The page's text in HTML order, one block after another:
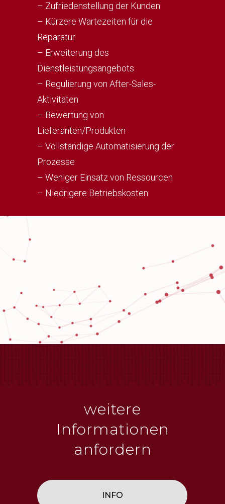
– Zufriedenstellung der Kunden
– Kürzere Wartezeiten für die
Reparatur
– Erweiterung des
Dienstleistungsangebots
– Regulierung von After-Sales-
Aktivitäten
– Bewertung von
Lieferanten/Produkten
– Vollständige Automatisierung der
Prozesse
– Weniger Einsatz von Ressourcen
– Niedrigere Betriebskosten
weitere
Informationen
anfordern
INFO